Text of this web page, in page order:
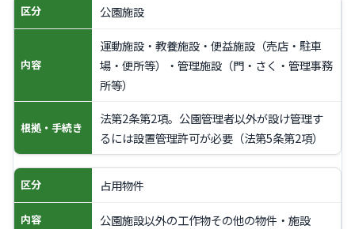
区分 公園施設
内容
運動施設・教養施設・便益施設（売店・駐車
場・便所等）・管理施設（門・さく・管理事務
所等）
根拠・手続き
法第2条第2項。公園管理者以外が設け管理す
るには設置管理許可が必要（法第5条第2項）
区分 占用物件
内容 公園施設以外の工作物その他の物件・施設